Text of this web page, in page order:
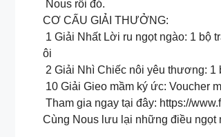
Nous rồi đó.
CƠ CẤU GIẢI THƯỞNG:
1 Giải Nhất Lời ru ngọt ngào: 1 bộ
ôi
2 Giải Nhì Chiếc nôi yêu thương: 1
10 Giải Gieo mầm ký ức: Voucher
Tham gia ngay tại đây: https://
Cùng Nous lưu lại những điều ngọt